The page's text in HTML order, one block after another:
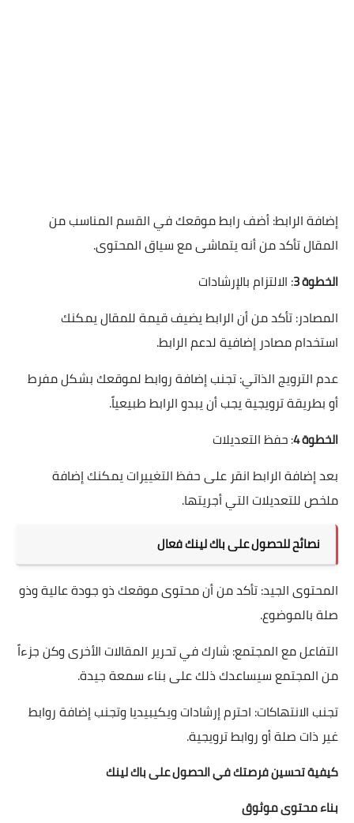
إضافة الرابط: أضف رابط موقعك في القسم المناسب من
المقال تأكد من أنه يتماشى مع سياق المحتوى.
الخطوة 3 : الالتزام بالإرشادات
المصادر: تأكد من أن الرابط يضيف قيمة للمقال يمكنك
استخدام مصادر إضافية لدعم الرابط.
عدم الترويج الذاتي: تجنب إضافة روابط لموقعك بشكل مفرط
أو بطريقة ترويجية يجب أن يبدو الرابط طبيعياً.
الخطوة 4 :حفظ التعديلات
بعد إضافة الرابط انقر على حفظ التغييرات يمكنك إضافة
ملخص للتعديلات التي أجريتها.
نصائح للحصول على باك لينك فعال
المحتوى الجيد: تأكد من أن محتوى موقعك ذو جودة عالية وذو
صلة بالموضوع.
التفاعل مع المجتمع: شارك في تحرير المقالات الأخرى وكن جزءاً
من المجتمع سيساعدك ذلك على بناء سمعة جيدة.
تجنب الانتهاكات: احترم إرشادات ويكيبيديا وتجنب إضافة روابط
غير ذات صلة أو روابط ترويجية.
كيفية تحسين فرصتك في الحصول على باك لينك
بناء محتوى موثوق